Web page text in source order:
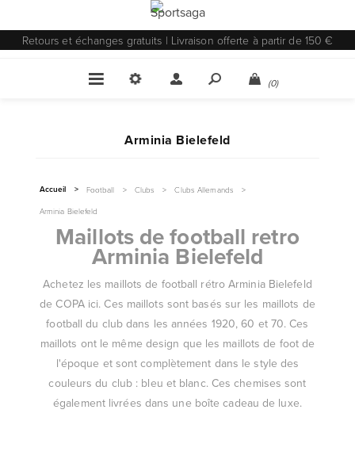
Retours et échanges gratuits | Livraison offerte à partir de 150 €
(0)
Accueil > Football > Clubs > Clubs Allemands
>
Arminia Bielefeld
Arminia Bielefeld
Maillots de football retro
Arminia Bielefeld
Achetez les maillots de football rétro Arminia Bielefeld
de COPA ici. Ces maillots sont basés sur les maillots de
football du club dans les années 1920, 60 et 70. Ces
maillots ont le même design que les maillots de foot de
l'époque et sont complètement dans le style des
couleurs du club : bleu et blanc. Ces chemises sont
également livrées dans une boîte cadeau de luxe.